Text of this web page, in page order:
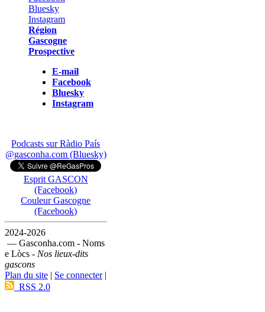
Région
Gascogne
Prospective
E-mail
Facebook
Bluesky
Instagram
Podcasts sur Ràdio País
@gasconha.com (Bluesky)
Esprit GASCON
(Facebook)
Couleur Gascogne
(Facebook)
2024-2026
— Gasconha.com - Noms
e Lòcs - Nos lieux-dits
gascons
Plan du site | Se connecter|
RSS 2.0